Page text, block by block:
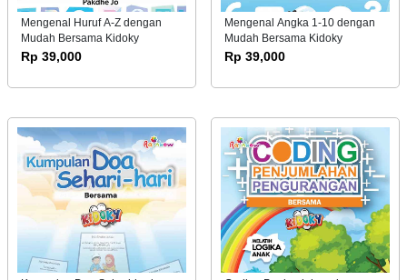
Mengenal Huruf A-Z dengan
Mudah Bersama Kidoky
Rp 39,000
Mengenal Angka 1-10 dengan
Mudah Bersama Kidoky
Rp 39,000